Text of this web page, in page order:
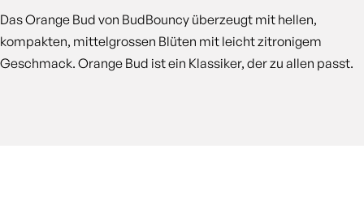
Das Orange Bud von BudBouncy überzeugt mit hellen,
kompakten, mittelgrossen Blüten mit leicht zitronigem
Geschmack. Orange Bud ist ein Klassiker, der zu allen passt.